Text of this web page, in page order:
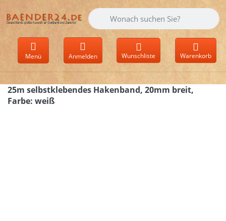
Geben Sie einen Suchbegriff ein.
Menü Anmelden Wunschliste Warenkorb
25m selbstklebendes Hakenband, 20mm breit,
Farbe: weiß